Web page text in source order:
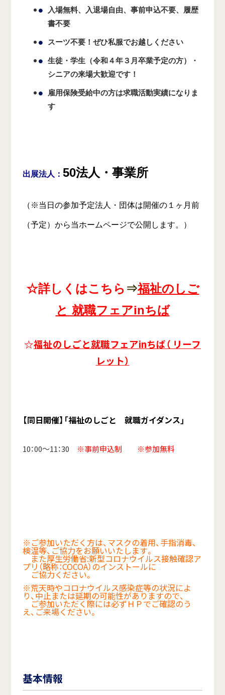
入場無料、入退場自由、事前申込不要、履歴
書不要
スーツ不要！ぜひ私服でお越しください
生徒・学生（令和４年３月卒業予定の方）・
シニアの来場大歓迎です！
雇用保険受給中の方は求職活動実績になりま
す
出展法人： 50法人・ 事業所
（※当日の参加予定法人・団体は開催の１ヶ月前
（予定）から当ホームページで公開します。 ）
☆詳しくはこちら ⇒福祉のしご
と 就職フェアinちば
☆福祉のしごと就職フェアinちば（ リーフ
レット）
【同日開催】「福祉のしごと 就職ガイダンス」
10：00～11：30 ※事前申込制 ※参加無料
※ご参加いただく方は、マスクの着用、手指消毒、
検温等、ご協力をお願いいたします。
また厚生労働省:新型コロナウイルス接触確認ア
プリ（略称：COCOA）のインストールに
ご協力ください。
※荒天時やコロナウイルス感染症等の状況によ
り、中止または延期の可能性がありますので、
ご参加いただく際には必ずＨＰでご確認のう
え、ご来場ください。
基本情報